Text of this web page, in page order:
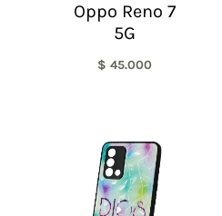
Oppo Reno 7
5G
$ 45.000